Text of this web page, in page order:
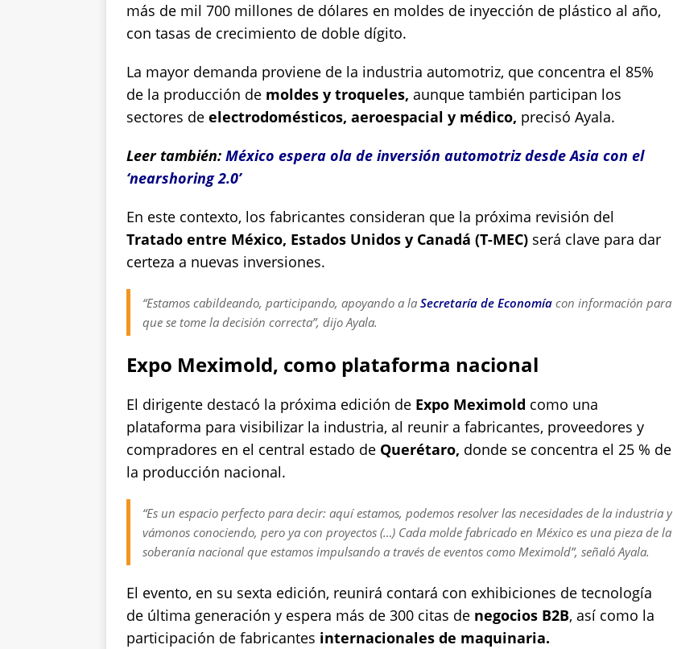
más de mil 700 millones de dólares en moldes de inyección de plástico al año,
con tasas de crecimiento de doble dígito.
La mayor demanda proviene de la industria automotriz, que concentra el 85%
de la producción de moldes y troqueles, aunque también participan los
sectores de electrodomésticos, aeroespacial y médico, precisó Ayala.
Leer también: México espera ola de inversión automotriz desde Asia con el
‘nearshoring 2.0’
En este contexto, los fabricantes consideran que la próxima revisión del
Tratado entre México, Estados Unidos y Canadá (T-MEC) será clave para dar
certeza a nuevas inversiones.
“Estamos cabildeando, participando, apoyando a la Secretaría de Economía con información para
que se tome la decisión correcta”, dijo Ayala.
Expo Meximold, como plataforma nacional
El dirigente destacó la próxima edición de Expo Meximold como una
plataforma para visibilizar la industria, al reunir a fabricantes, proveedores y
compradores en el central estado de Querétaro, donde se concentra el 25 % de
la producción nacional.
“Es un espacio perfecto para decir: aquí estamos, podemos resolver las necesidades de la industria y
vámonos conociendo, pero ya con proyectos (…) Cada molde fabricado en México es una pieza de la
soberanía nacional que estamos impulsando a través de eventos como Meximold”, señaló Ayala.
El evento, en su sexta edición, reunirá contará con exhibiciones de tecnología
de última generación y espera más de 300 citas de negocios B2B, así como la
participación de fabricantes internacionales de maquinaria.